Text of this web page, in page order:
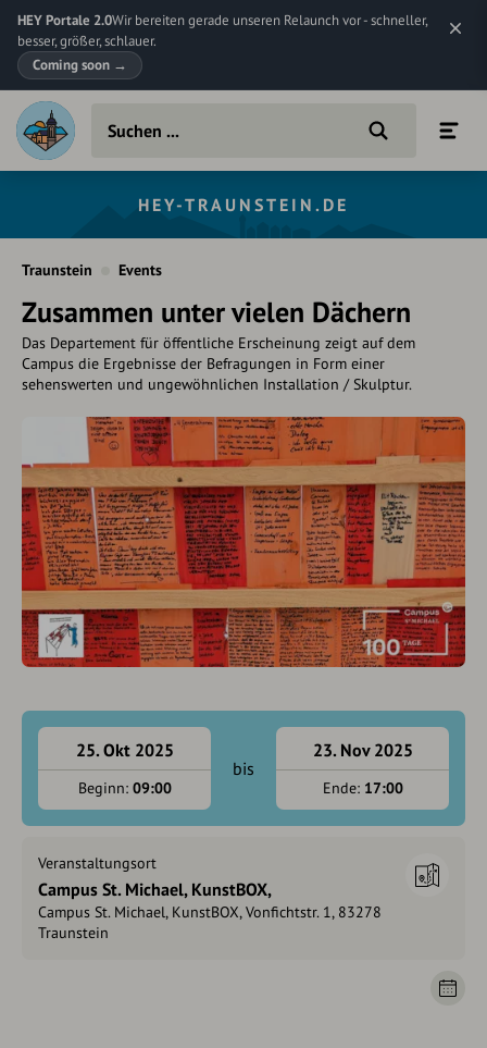
HEY Portale 2.0Wir bereiten gerade unseren Relaunch vor - schneller,
besser, größer, schlauer.
Coming soon →
HEY-TRAUNSTEIN.DE
Traunstein Events
Zusammen unter vielen Dächern
Das Departement für öffentliche Erscheinung zeigt auf dem
Campus die Ergebnisse der Befragungen in Form einer
sehenswerten und ungewöhnlichen Installation / Skulptur.
25. Okt 2025
Beginn: 09:00
bis
23. Nov 2025
Ende: 17:00
Veranstaltungsort
Campus St. Michael, KunstBOX,
Campus St. Michael, KunstBOX, Vonfichtstr. 1, 83278
Traunstein